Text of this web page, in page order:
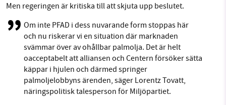
Men regeringen är kritiska till att skjuta upp beslutet.
Om inte PFAD i dess nuvarande form stoppas här
och nu riskerar vi en situation där marknaden
svämmar över av ohållbar palmolja. Det är helt
oacceptabelt att alliansen och Centern försöker sätta
käppar i hjulen och därmed springer
palmoljelobbyns ärenden, säger Lorentz Tovatt,
näringspolitisk talesperson för Miljöpartiet.